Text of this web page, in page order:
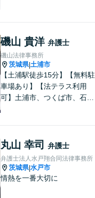
磯山 貴洋 弁護士
磯山法律事務所
茨城県|土浦市
【土浦駅徒歩15分】【無料駐
車場あり】【法テラス利用
可】土浦市、つくば市、石岡
す。
丸山 幸司 弁護士
弁護士法人水戸翔合同法律事務所
茨城県|水戸市
情熱を一番大切に